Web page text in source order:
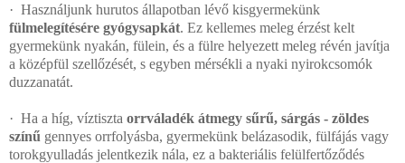
· Használjunk hurutos állapotban lévő kisgyermekünk
fülmelegítésére gyógysapkát. Ez kellemes meleg érzést kelt
gyermekünk nyakán, fülein, és a fülre helyezett meleg révén javítja
a középfül szellőzését, s egyben mérsékli a nyaki nyirokcsomók
duzzanatát.
· Ha a híg, víztiszta orrváladék átmegy sűrű, sárgás - zöldes
színű gennyes orrfolyásba, gyermekünk belázasodik, fülfájás vagy
torokgyulladás jelentkezik nála, ez a bakteriális felülfertőződés